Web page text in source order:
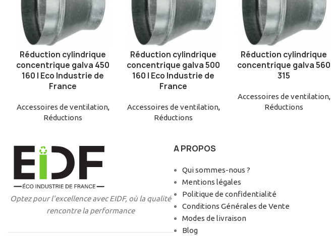
AJOUTER AU PANIER
Réduction cylindrique
concentrique galva 450
160 | Eco Industrie de
France
Accessoires de ventilation,
Réductions
AJOUTER AU PANIER
Réduction cylindrique
concentrique galva 500
160 | Eco Industrie de
France
Accessoires de ventilation,
Réductions
AJOUTER AU PANIER
Réduction cylindrique
concentrique galva 560
315
Accessoires de ventilation,
Réductions
Optez pour l'excellence avec EIDF, où la qualité
rencontre la performance
A PROPOS
Qui sommes-nous ?
Mentions légales
Politique de confidentialité
Conditions Générales de Vente
Modes de livraison
Blog